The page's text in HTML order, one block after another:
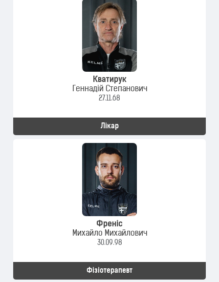
Кватирук
Геннадій Степанович
27.11.68
Лікар
Френіс
Михайло Михайлович
30.09.98
Фізіотерапевт